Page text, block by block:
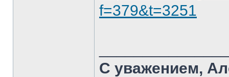
f=379&t=3251
С уважением,